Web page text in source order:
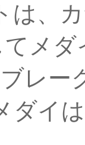
は、
てメ
ブレ
ダイ